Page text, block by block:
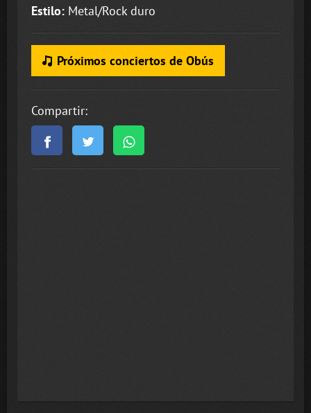
Estilo: Metal/Rock duro
Próximos conciertos de Obús
Compartir: